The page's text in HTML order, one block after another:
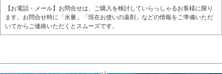
【お電話・メール】お問合せは、ご購入を検討していらっしゃるお客様に限り
ます。お問合せ時に「水量」「現在お使いの薬剤」などの情報をご準備いただ
いてからご連絡いただくとスムーズです。